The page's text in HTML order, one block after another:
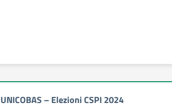
UNICOBAS – Elezioni CSPI 2024